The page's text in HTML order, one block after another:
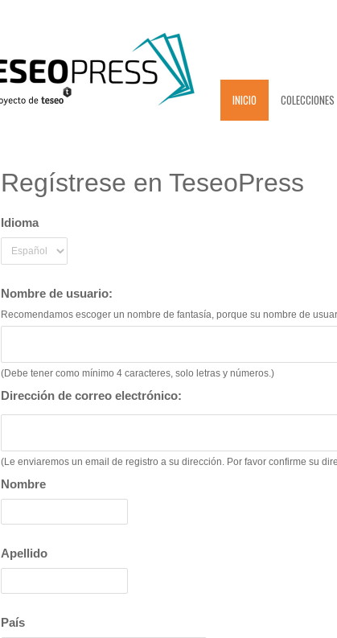
INICIO COLECCIONES
Regístrese en TeseoPress
Idioma
Nombre de usuario:
Recomendamos escoger un nombre de fantasía, porque su nombre de
(Debe tener como mínimo 4 caracteres, solo letras y números.)
Dirección de correo electrónico:
(Le enviaremos un email de registro a su dirección. Por favor confirme su
Nombre
Apellido
País